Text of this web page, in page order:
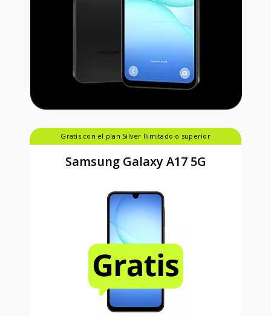
Gratis con el plan Silver Ilimitado o superior
Samsung Galaxy A17 5G